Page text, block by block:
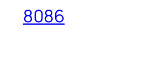
8086